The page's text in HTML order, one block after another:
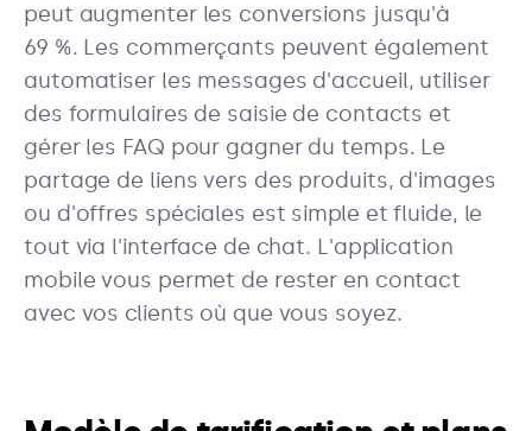
peut augmenter les conversions jusqu'à
69 %. Les commerçants peuvent également
automatiser les messages d'accueil, utiliser
des formulaires de saisie de contacts et
gérer les FAQ pour gagner du temps. Le
partage de liens vers des produits, d'images
ou d'offres spéciales est simple et fluide, le
tout via l'interface de chat. L'application
mobile vous permet de rester en contact
avec vos clients où que vous soyez.